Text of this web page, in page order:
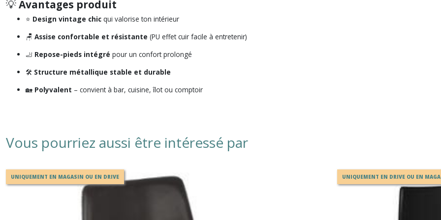
💡Avantages produit
⭐ Design vintage chic qui valorise ton intérieur
🪑 Assise confortable et résistante (PU effet cuir facile à entretenir)
🦶 Repose-pieds intégré pour un confort prolongé
🛠️ Structure métallique stable et durable
🏡 Polyvalent – convient à bar, cuisine, îlot ou comptoir
Vous pourriez aussi être intéressé par
UNIQUEMENT EN MAGASIN OU EN DRIVE UNIQUEMENT EN DRIVE OU EN